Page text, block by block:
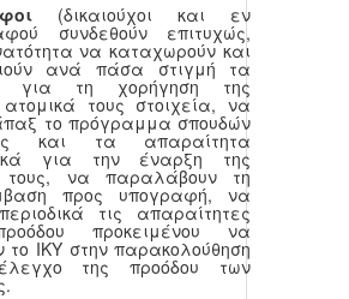
(δικαιούχοι και εν
συνδεθούν επιτυχώς,
να καταχωρούν και
ανά πάσα στιγμή τα
για τη χορήγηση της
τους στοιχεία, να
το πρόγραμμα σπουδών
και τα απαραίτητα
για την έναρξη της
τους, να παραλάβουν τη
προς υπογραφή, να
τις απαραίτητες
προκειμένου να
το ΙΚΥ στην παρακολούθηση
της προόδου των